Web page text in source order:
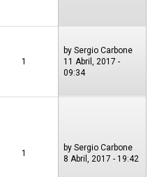
1
by Sergio Carbone
11 Abril, 2017 -
09:34
1
by Sergio Carbone
8 Abril, 2017 - 19:42